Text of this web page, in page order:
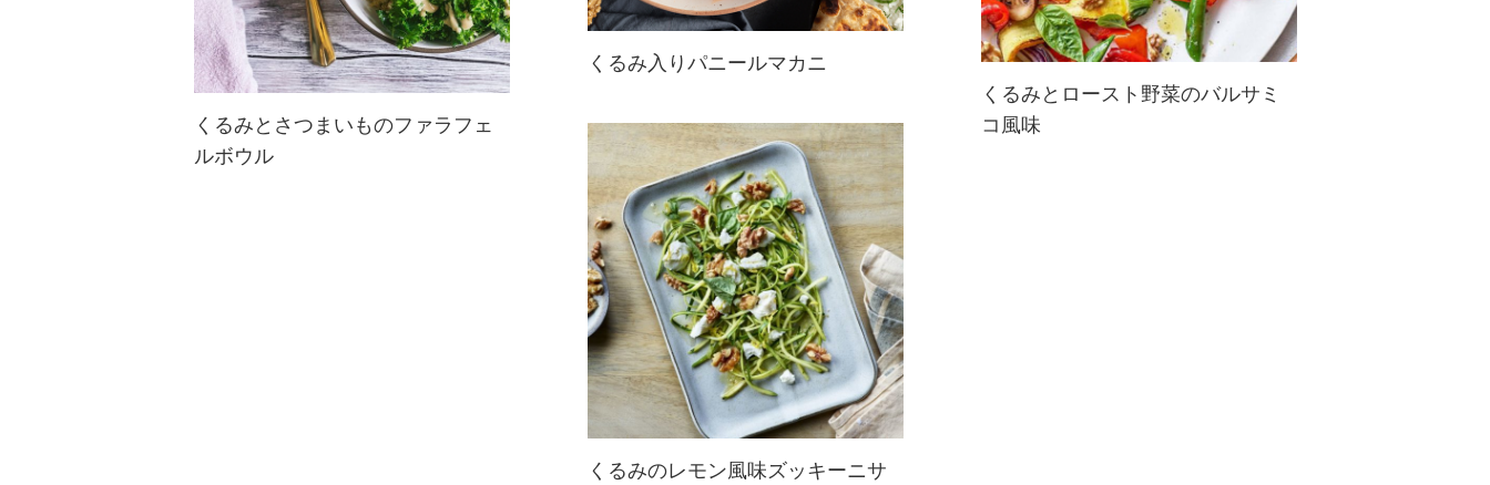
トマトベースのまろやかなルーに、
チーズのような食感が楽しい北イン
ドの人気料理「パニールマカニ」。
くるみを加えると、コクと香ばしさ
が加わり、驚くほどクリーミーで深
みのある味わいに。
くるみ入りパニールマカニ
くるみとロースト野菜のバルサミ
コ風味
くるみとさつまいものファラフェ
ルボウル
くるみのレモン風味ズッキーニサ